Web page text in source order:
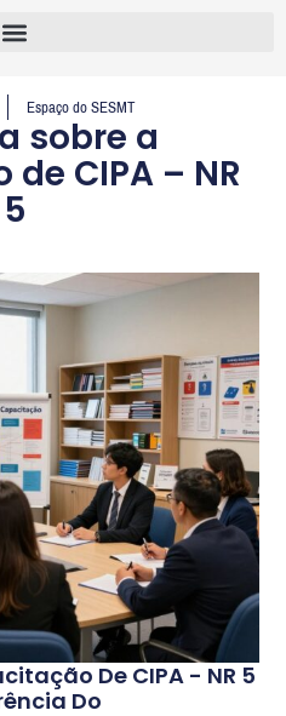
Espaço do SESMT
sobre a
CIPA – NR
5
De CIPA - NR 5
Do